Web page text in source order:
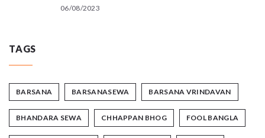
06/08/2023
TAGS
BARSANA BARSANASEWA BARSANA VRINDAVAN
BHANDARA SEWA CHHAPPAN BHOG FOOL BANGLA